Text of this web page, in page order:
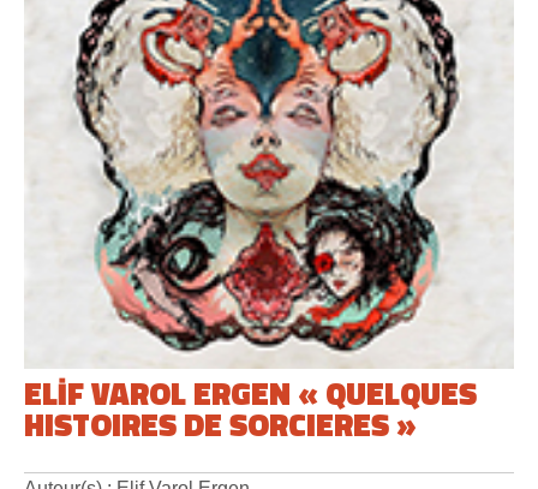
ELİF VAROL ERGEN « QUELQUES
HISTOIRES DE SORCIERES »